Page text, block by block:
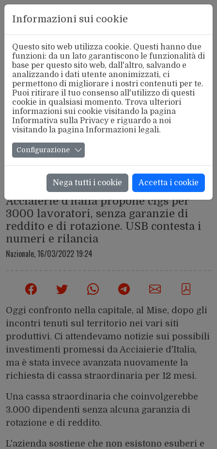
Aderente
DAI LUOGHI DI LAVORO LP
Acciaierie d’Italia propone cigs per
3000 lavoratori, senza garanzie di
reddito e di rotazione. USB contesta i
numeri e rilancia
Nazionale, 16/03/2022 19:24
Oggi confronto nella capitale, al Mise, dopo gli
incontri tenuti sul territorio nei vari siti
produttivi. Ci attendevamo notizie sui possibili
investimenti promessi da Acciaierie d'Italia,
ma è stata invece avanzata nuovamente la
richiesta di cassa straordinaria per 12 mesi.
Una cassa straordinaria che coinvolgerebbe
3.000 dipendenti senza alcuna garanzia di
rotazione e di reddito.
L'azienda sostiene che non esistono esuberi e
Informazioni sui cookie
Questo sito web utilizza cookie. Questi hanno due
funzioni: da un lato garantiscono le funzionalità di
base per questo sito web, dall'altro, salvando e
analizzando i dati utente anonimizzati, ci
permettono di migliorare i nostri contenuti per te.
Puoi ritirare il tuo consenso all'utilizzo di questi
cookie in qualsiasi momento. Trova ulteriori
informazioni sui cookie visitando la pagina
Informativa sulla Privacye riguardo a noi
visitando la pagina Informazioni legali.
Configurazione
Nega tutti i cookie Accetta i cookie